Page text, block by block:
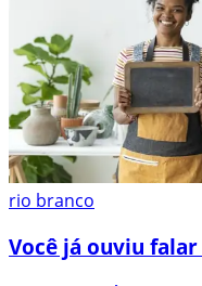
rio branco
Você já ouviu